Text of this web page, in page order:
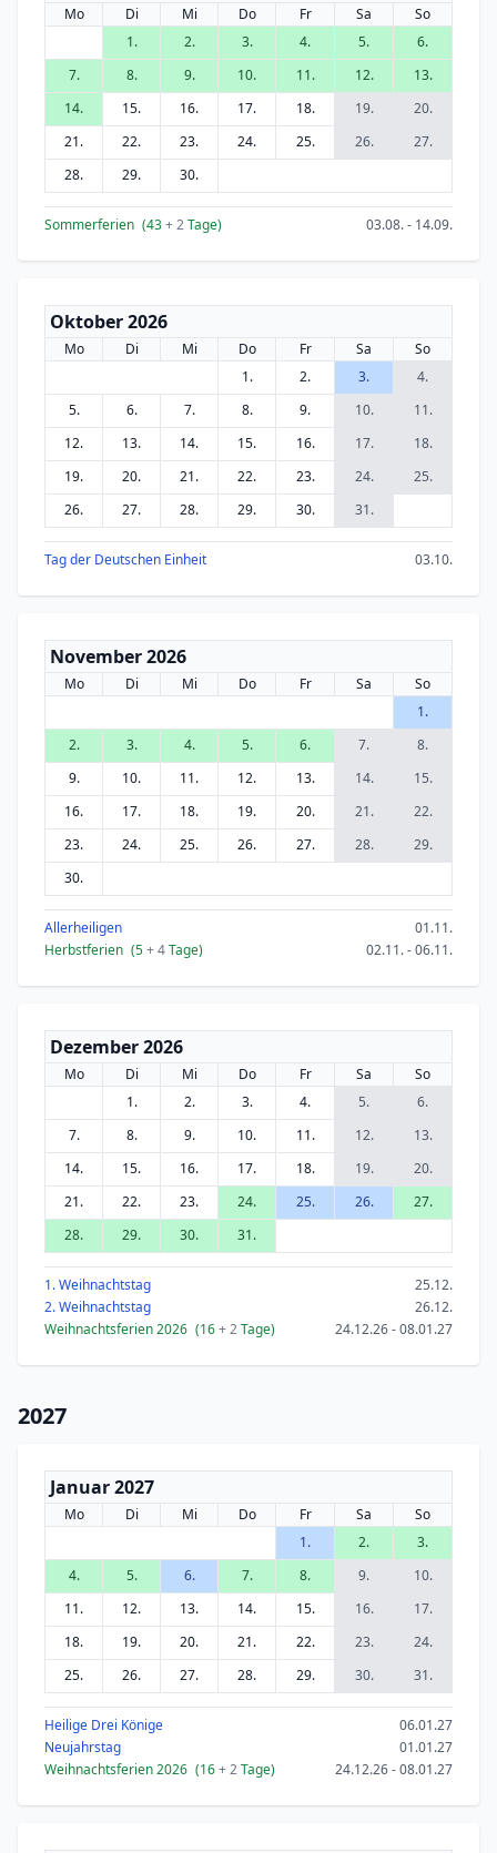
Mo Di Mi Do Fr Sa
So
1.
2. 3. 4. 5.
6.
7.
8. 9. 10. 11. 12.
13.
14.
15. 16. 17. 18. 19.
20.
21.
22. 23. 24. 25. 26.
27.
28.
29. 30.
Sommerferien (43+ 2Tage) 03.08. - 14.09.
Oktober 2026
Mo Di Mi Do Fr Sa
So
1.
2. 3.
4.
5.
6. 7. 8. 9. 10.
11.
12.
13. 14. 15. 16. 17.
18.
19.
20. 21. 22. 23. 24.
25.
26.
27. 28. 29. 30. 31.
Tag der Deutschen Einheit 03.10.
November 2026
Mo Di Mi Do Fr Sa
So
1.
2.
3. 4. 5. 6. 7.
8.
9.
10. 11. 12. 13. 14.
15.
16.
17. 18. 19. 20. 21.
22.
23.
24. 25. 26. 27. 28.
29.
30.
Allerheiligen
01.11.
Herbstferien (5+ 4Tage) 02.11. - 06.11.
Dezember 2026
Mo Di Mi Do Fr Sa
So
1.
2. 3. 4. 5.
6.
7.
8. 9. 10. 11. 12.
13.
14.
15. 16. 17. 18. 19.
20.
21.
22. 23. 24. 25. 26.
27.
28.
29. 30. 31.
1. Weihnachtstag
25.12.
2. Weihnachtstag
26.12.
Weihnachtsferien 2026 (16+ 2Tage) 24.12.26 - 08.01.27
2027
Januar 2027
Mo Di Mi Do Fr Sa
So
1.
2.
3.
4.
5. 6. 7. 8. 9.
10.
11.
12. 13. 14. 15. 16.
17.
18.
19. 20. 21. 22. 23.
24.
25.
26. 27. 28. 29. 30. 31.
Heilige Drei Könige
06.01.27
Neujahrstag
01.01.27
Weihnachtsferien 2026 (16+ 2Tage) 24.12.26 - 08.01.27